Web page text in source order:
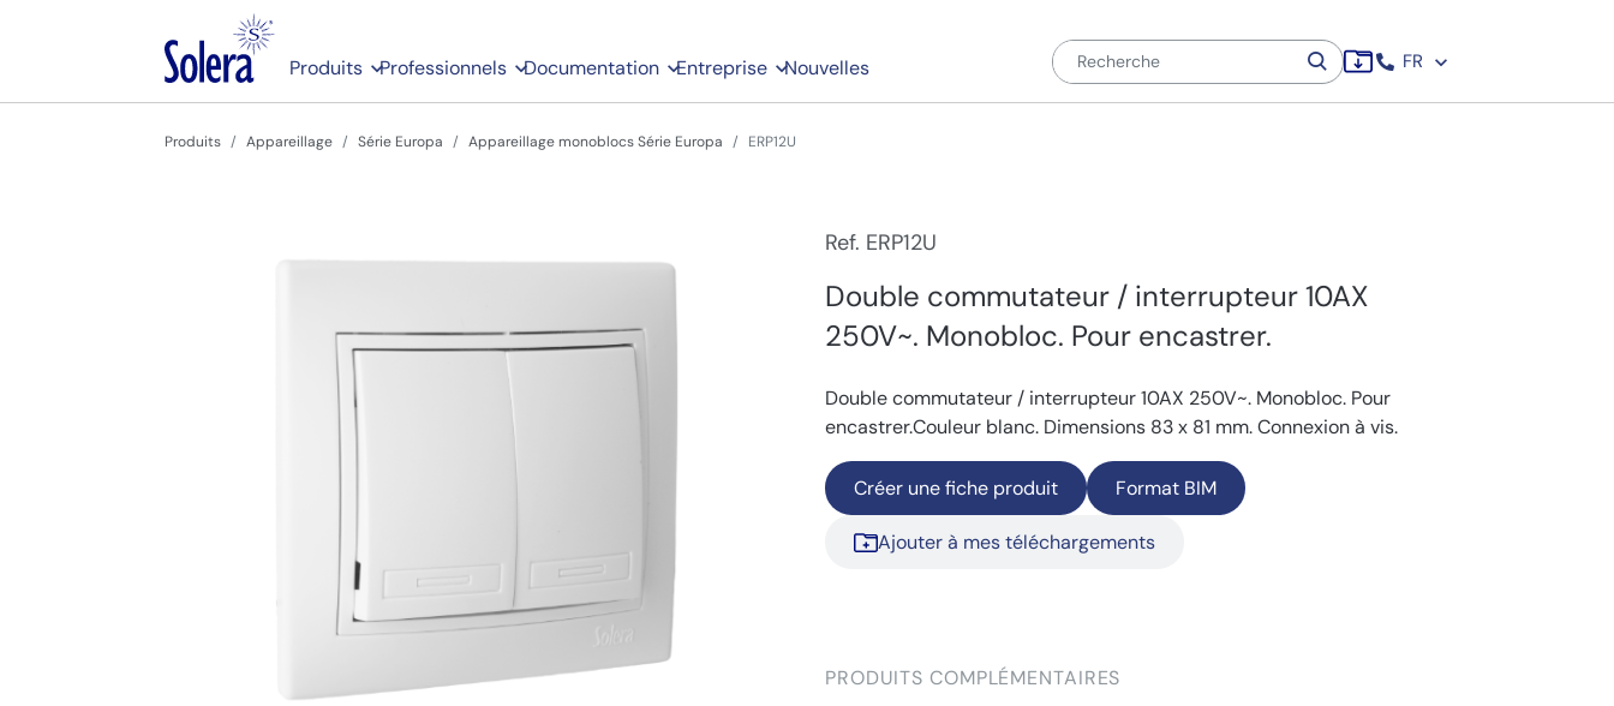
Produits Professionnels Documentation Entreprise Nouvelles FR
Produits Appareillage Série Europa Appareillage monoblocs Série Europa ERP12U
Ref. ERP12U
Double commutateur / interrupteur 10AX
250V~. Monobloc. Pour encastrer.
Double commutateur / interrupteur 10AX 250V~. Monobloc. Pour
encastrer.Couleur blanc. Dimensions 83 x 81 mm. Connexion à vis.
Créer une fiche produit Format BIM
Ajouter à mes téléchargements
PRODUITS COMPLÉMENTAIRES